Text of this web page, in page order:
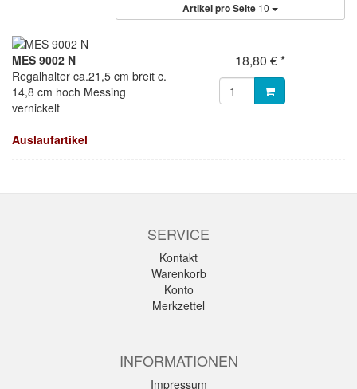
Artikel pro Seite 10
MES 9002 N
Regalhalter ca.21,5 cm breit c.
14,8 cm hoch Messing
vernickelt
Auslaufartikel
18,80 € *
SERVICE
Kontakt
Warenkorb
Konto
Merkzettel
INFORMATIONEN
Impressum